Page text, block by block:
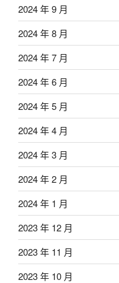
2024 年 9 月
2024 年 8 月
2024 年 7 月
2024 年 6 月
2024 年 5 月
2024 年 4 月
2024 年 3 月
2024 年 2 月
2024 年 1 月
2023 年 12 月
2023 年 11 月
2023 年 10 月